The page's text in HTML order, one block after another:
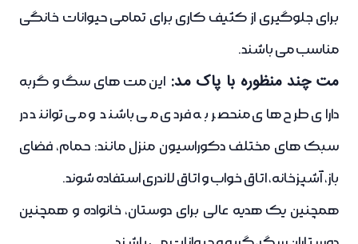
برای جلوگیری از کثیف کاری برای تمامی حیوانات خانگی
مناسب می باشند.
مت چند منظوره با پاک مد: این مت های سگ و گربه
دارای طرح های منحصر به فردی می باشند و می توانند در
سبک های مختلف دکوراسیون منزل مانند: حمام، فضای
باز، آشپزخانه، اتاق خواب و اتاق لاندری استفاده شوند.
همچنین یک هدیه عالی برای دوستان، خانواده و همچنین